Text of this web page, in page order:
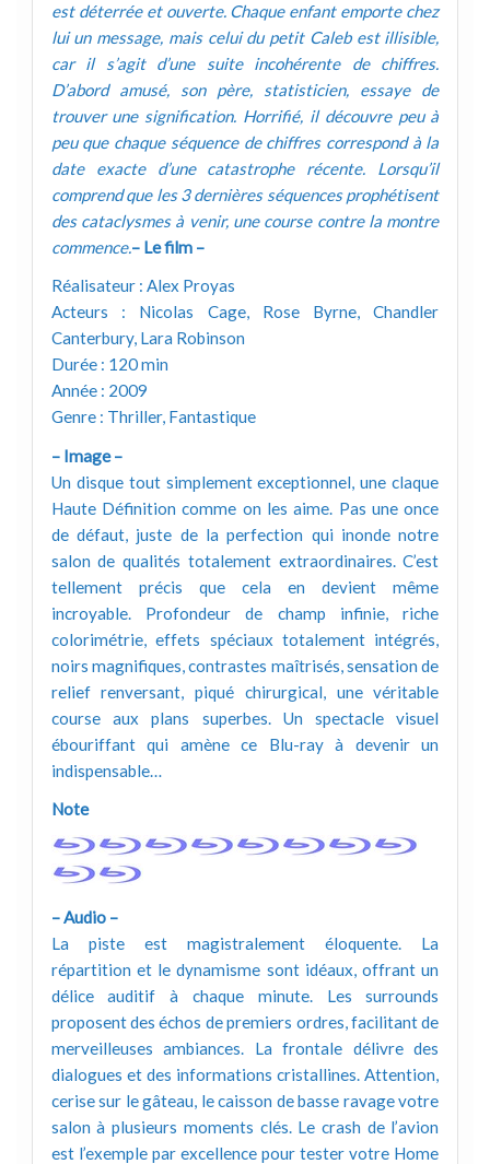
est déterrée et ouverte. Chaque enfant emporte chez
lui un message, mais celui du petit Caleb est illisible,
car il s’agit d’une suite incohérente de chiffres.
D’abord amusé, son père, statisticien, essaye de
trouver une signification. Horrifié, il découvre peu à
peu que chaque séquence de chiffres correspond à la
date exacte d’une catastrophe récente. Lorsqu’il
comprend que les 3 dernières séquences prophétisent
des cataclysmes à venir, une course contre la montre
commence.– Le film –
Réalisateur : Alex Proyas
Acteurs : Nicolas Cage, Rose Byrne, Chandler
Canterbury, Lara Robinson
Durée : 120 min
Année : 2009
Genre : Thriller, Fantastique
– Image –
Un disque tout simplement exceptionnel, une claque
Haute Définition comme on les aime. Pas une once
de défaut, juste de la perfection qui inonde notre
salon de qualités totalement extraordinaires. C’est
tellement précis que cela en devient même
incroyable. Profondeur de champ infinie, riche
colorimétrie, effets spéciaux totalement intégrés,
noirs magnifiques, contrastes maîtrisés, sensation de
relief renversant, piqué chirurgical, une véritable
course aux plans superbes. Un spectacle visuel
ébouriffant qui amène ce Blu-ray à devenir un
indispensable…
Note
– Audio –
La piste est magistralement éloquente. La
répartition et le dynamisme sont idéaux, offrant un
délice auditif à chaque minute. Les surrounds
proposent des échos de premiers ordres, facilitant de
merveilleuses ambiances. La frontale délivre des
dialogues et des informations cristallines. Attention,
cerise sur le gâteau, le caisson de basse ravage votre
salon à plusieurs moments clés. Le crash de l’avion
est l’exemple par excellence pour tester votre Home